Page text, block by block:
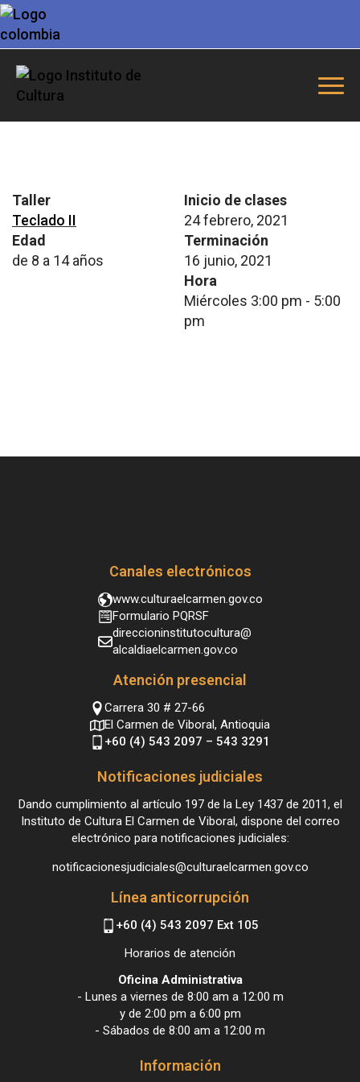
Taller
Teclado II
Edad
de 8 a 14 años
Inicio de clases
24 febrero, 2021
Terminación
16 junio, 2021
Hora
Miércoles 3:00 pm - 5:00
pm
Canales electrónicos
www.culturaelcarmen.gov.co
Formulario PQRSF
direccioninstitutocultura@
alcaldiaelcarmen.gov.co
Atención presencial
Carrera 30 # 27-66
El Carmen de Viboral, Antioquia
+60 (4) 543 2097 – 543 3291
Notificaciones judiciales
Dando cumplimiento al artículo 197 de la Ley 1437 de 2011, el
Instituto de Cultura El Carmen de Viboral, dispone del correo
electrónico para notificaciones judiciales:
notificacionesjudiciales@culturaelcarmen.gov.co
Línea anticorrupción
+60 (4) 543 2097 Ext 105
Horarios de atención
Oficina Administrativa
- Lunes a viernes de 8:00 am a 12:00 m
y de 2:00 pm a 6:00 pm
- Sábados de 8:00 am a 12:00 m
Información